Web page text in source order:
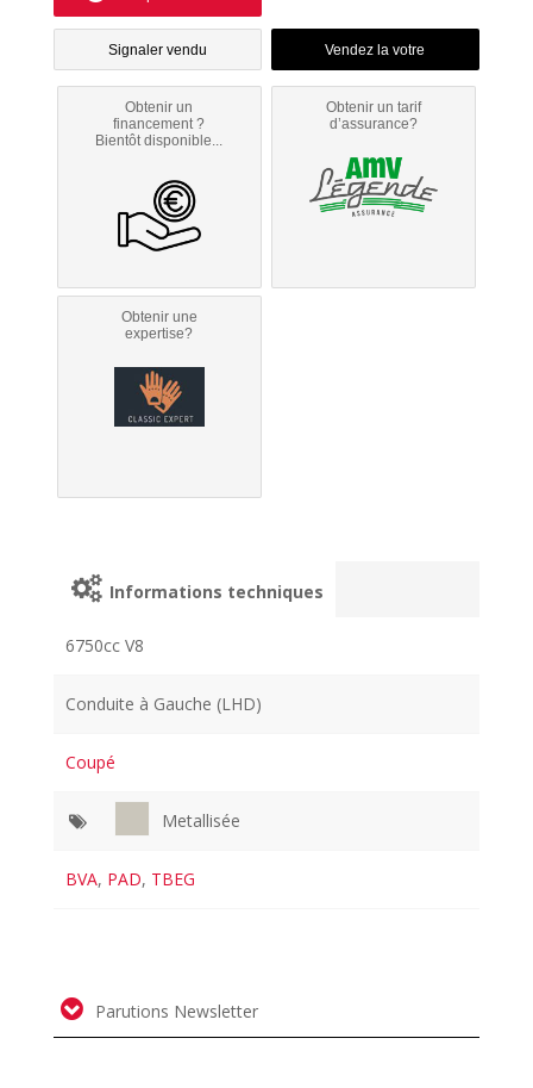
Signaler vendu
Obtenir un
financement ?
Bientôt disponible...
Obtenir un tarif
d’assurance?
Obtenir une
expertise?
Informations techniques
6750cc V8
Conduite à Gauche (LHD)
Coupé
Metallisée
BVA, PAD, TBEG
Parutions Newsletter